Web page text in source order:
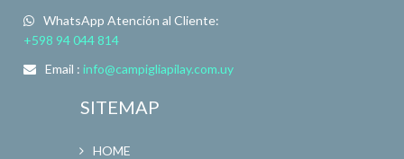
WhatsApp Atención al Cliente:
+598 94 044 814
Email :info@campigliapilay.com.uy
SITEMAP
HOME